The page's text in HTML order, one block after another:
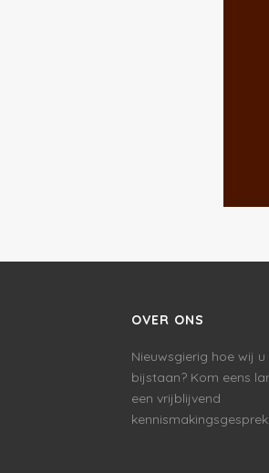
OVER ONS
Nieuwsgierig hoe wij u
bijstaan? Kom eens
een vrijblijvend
kennismakingsgesprek.